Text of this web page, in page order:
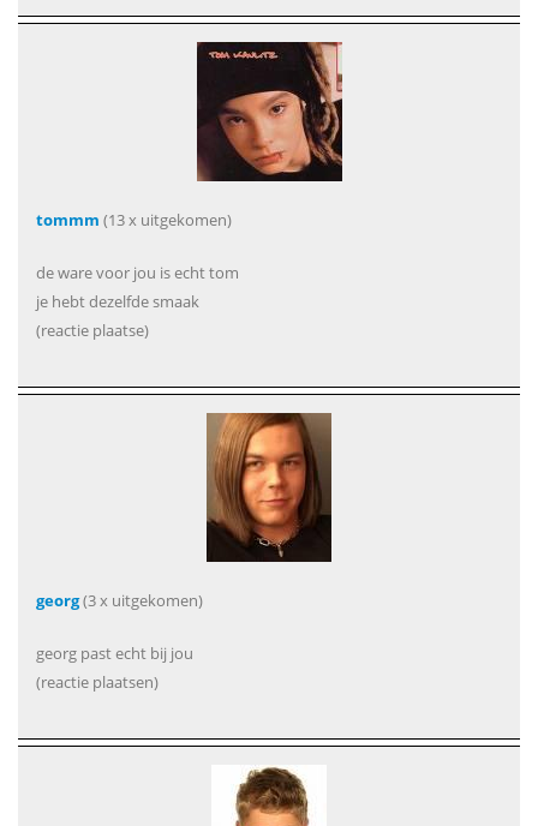
tommm (13 x uitgekomen)
de ware voor jou is echt tom
je hebt dezelfde smaak
(reactie plaatse)
georg(3 x uitgekomen)
georg past echt bij jou
(reactie plaatsen)